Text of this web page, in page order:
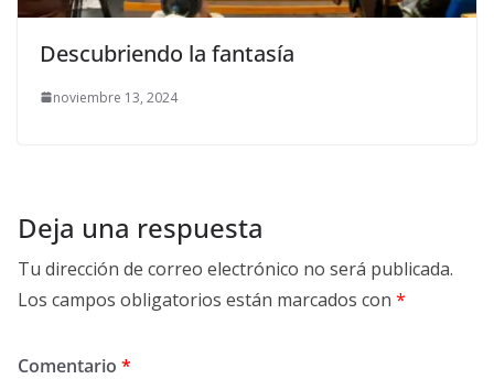
Descubriendo la fantasía
noviembre 13, 2024
Deja una respuesta
Tu dirección de correo electrónico no será publicada.
Los campos obligatorios están marcados con *
Comentario *